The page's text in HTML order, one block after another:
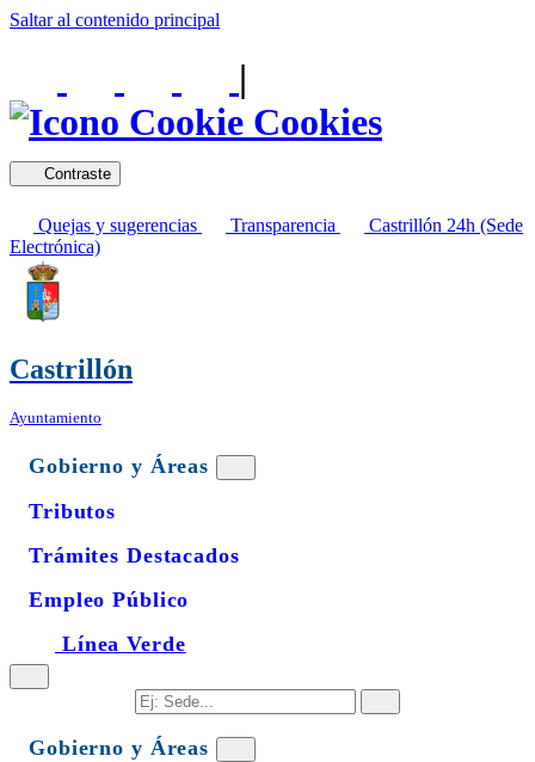
Saltar al contenido principal
|
Cookies
Contraste
Quejas y sugerencias Transparencia
Castrillón 24h (Sede
Electrónica)
Castrillón
Ayuntamiento
Gobierno y Áreas
Tributos
Trámites Destacados
Empleo Público
Línea Verde
Gobierno y Áreas